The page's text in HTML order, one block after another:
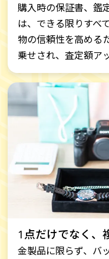
購入時の保証書、鑑
は、できる限りすべ
物の信頼性を高める
乗せされ、査定額ア
1点だけでなく、
金製品に限らず、バ